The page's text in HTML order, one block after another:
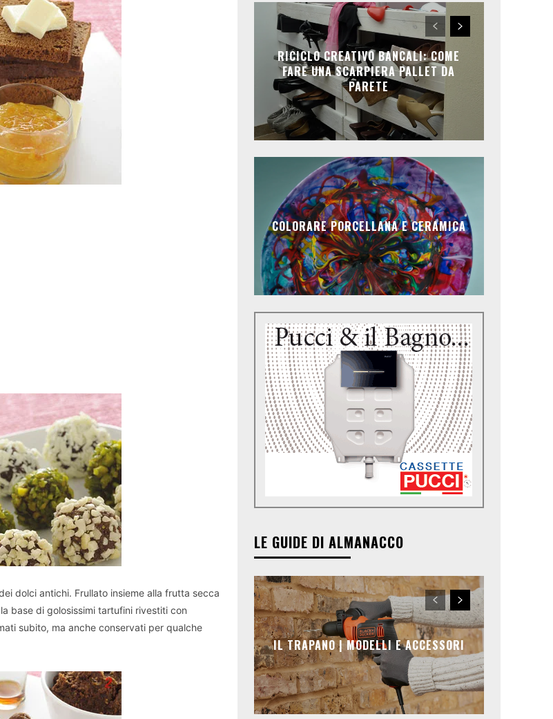
dolci antichi. Frullato insieme alla frutta secca
base di golosissimi tartufini rivestiti con
subito, ma anche conservati per qualche
RICICLO CREATIVO BANCALI: COME
FARE UNA SCARPIERA PALLET DA
PARETE
COLORARE PORCELLANA E CERAMICA
LE GUIDE DI ALMANACCO
IL TRAPANO | MODELLI E ACCESSORI